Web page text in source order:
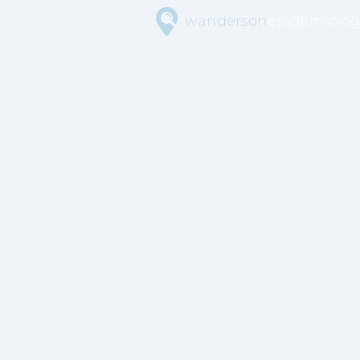
wanderson